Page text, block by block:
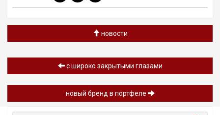
новости
с широко закрытыми глазами
новый бренд в портфеле